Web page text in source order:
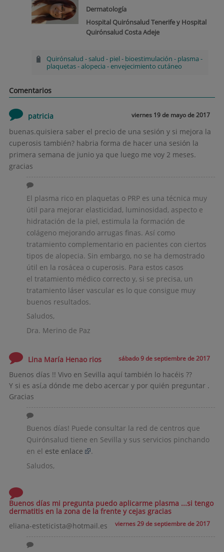
Dermatología
Hospital Quirónsalud Tenerife y Hospital
Quirónsalud Costa Adeje
Quirónsalud -salud - piel - bioestimulación - plasma -
plaquetas-alopecia -envejecimiento cutáneo
Comentarios
patricia viernes 19 de mayo de 2017
buenas.quisiera saber el precio de una sesión y si mejora la
cuperosis también? habria forma de hacer una sesión la
primera semana de junio ya que luego me voy 2 meses.
gracias
El plasma rico en plaquetas o PRP es una técnica muy
útil para mejorar elasticidad, luminosidad, aspecto e
hidratación de la piel, estimula la formación de
colágeno mejorando arrugas finas. Así como
tratamiento complementario en pacientes con ciertos
tipos de alopecia. Sin embargo, no se ha demostrado
útil en la rosácea o cuperosis. Para estos casos
el tratamiento médico correcto y, si se precisa, un
tratamiento láser vascular es lo que consigue muy
buenos resultados.
Saludos,
Dra. Merino de Paz
Lina María Henao rios sábado 9 de septiembre de 2017
Buenos días !! Vivo en Sevilla aquí también lo hacéis ??
Y si es así,a dónde me debo acercar y por quién preguntar .
Gracias
Buenos días! Puede consultar la red de centros que
Quirónsalud tiene en Sevilla y sus servicios pinchando
en el este enlace
.
Saludos,
Buenos días mi pregunta puedo aplicarme plasma ...si tengo
dermatitis en la zona de la frente y cejas gracias
viernes 29 de septiembre de 2017
eliana-esteticista@hotmail.es